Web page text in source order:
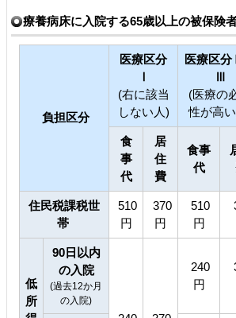
療養病床に入院する65歳以上の被保険
負担区分
医療区分
Ⅰ
(右に該当
しない人)
医療区分
Ⅲ
(医療の
性が高
食
事
代
居
住
費
食事
代
住民税課税世
帯
510
円
370
円
510
円
低
所
90日以内
の入院
(過去12か月
の入院)
240
円